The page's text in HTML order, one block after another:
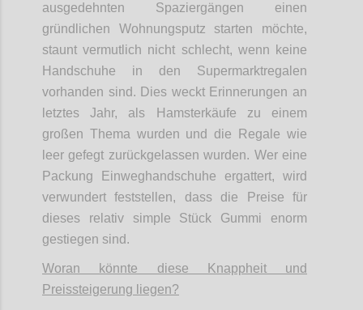
ausgedehnten Spaziergängen einen
gründlichen Wohnungsputz starten möchte,
staunt vermutlich nicht schlecht, wenn keine
Handschuhe in den Supermarktregalen
vorhanden sind. Dies weckt Erinnerungen an
letztes Jahr, als Hamsterkäufe zu einem
großen Thema wurden und die Regale wie
leer gefegt zurückgelassen wurden. Wer eine
Packung Einweghandschuhe ergattert, wird
verwundert feststellen, dass die Preise für
dieses relativ simple Stück Gummi enorm
gestiegen sind.
Woran könnte diese Knappheit und
Preissteigerung liegen?